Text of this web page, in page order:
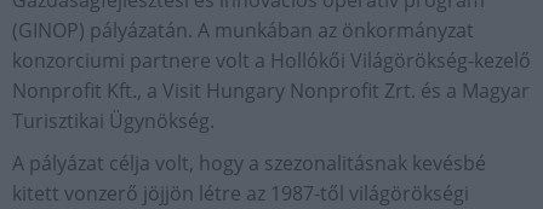
(GINOP) pályázatán. A munkában az önkormányzat
konzorciumi partnere volt a Hollókői Világörökség-kezelő
Nonprofit Kft., a Visit Hungary Nonprofit Zrt. és a Magyar
Turisztikai Ügynökség.
A pályázat célja volt, hogy a szezonalitásnak kevésbé
kitett vonzerő jöjjön létre az 1987-től világörökségi